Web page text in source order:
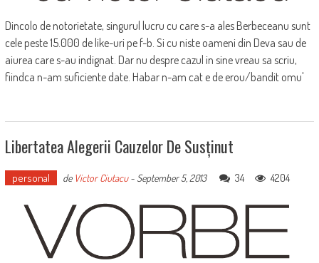
Dincolo de notorietate, singurul lucru cu care s-a ales Berbeceanu sunt
cele peste 15.000 de like-uri pe f-b. Si cu niste oameni din Deva sau de
aiurea care s-au indignat. Dar nu despre cazul in sine vreau sa scriu,
fiindca n-am suficiente date. Habar n-am cat e de erou/bandit omu'
Libertatea Alegerii Cauzelor De Susținut
personal de Victor Ciutacu- September 5, 2013 34 4204